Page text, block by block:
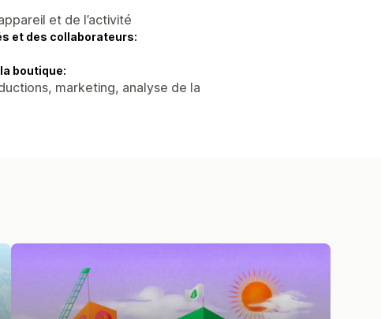
et de l’activité
et des collaborateurs:
boutique:
marketing, analyse de la